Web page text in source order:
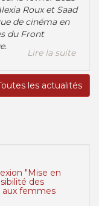
Roux et Saad
de cinéma en
du Front
Lire la suite
les actualités
"Mise en
des
aux femmes